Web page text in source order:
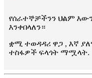
የሰራተኞቻችንን ህልም
እንቀበላለን።
ቋሚ ተወዳዳሪ ዋጋ , እኛ
ተስፋዎች ፍላጎት ማሟላት.